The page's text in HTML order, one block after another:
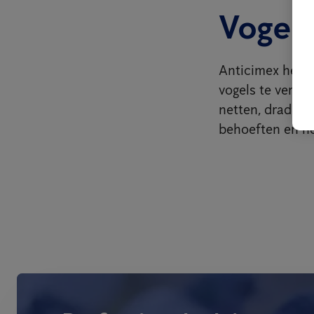
Anticimex
vogels te
netten, draden,
behoeften en